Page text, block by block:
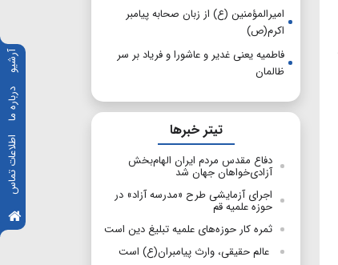
آرشیو
درباره ما
اطلاعات تماس
امیرالمؤمنین (ع) از زبان صحابه پیامبر
اکرم(ص)
فاطمیه یعنی غدیر و عاشورا و فریاد بر سر
ظالمان
تیتر خبرها
دفاع مقدس مردم ایران الهام‌بخش
آزادی‌خواهان جهان شد
اجرای آزمایشی طرح «مدرسه آزاد» در
حوزه علمیه قم
ثمره کار حوزه‌های علمیه تبلیغ دین است
عالم حقیقی، وارث پیامبران(ع) است